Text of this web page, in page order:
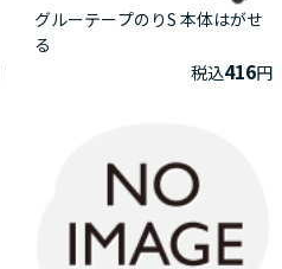
グルーテープのりS 本体はがせ
る
税込416円